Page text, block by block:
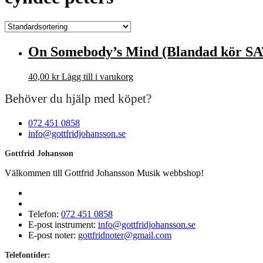
On Somebody’s Mind (Blandad kör
40,00 kr Lägg till i varukorg
Behöver du hjälp med köpet?
072 451 0858
info@gottfridjohansson.se
Gottfrid Johansson
Välkommen till Gottfrid Johansson Musik webbshop!
Telefon: 072 451 0858
E-post instrument: info@gottfridjohansson.se
E-post noter: gottfridnoter@gmail.com
Telefontider: